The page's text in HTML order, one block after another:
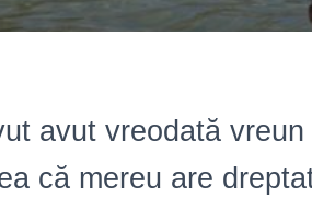
avut vreodată
că mereu are